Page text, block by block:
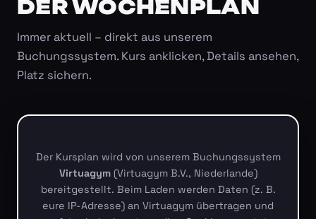
DER WOCHENPLAN
Immer aktuell – direkt aus unserem
Buchungssystem. Kurs anklicken, Details ansehen,
Platz sichern.
Der Kursplan wird von unserem Buchungssystem
Virtuagym(Virtuagym B.V., Niederlande)
bereitgestellt. Beim Laden werden Daten (z. B.
eure IP-Adresse) an Virtuagym übertragen und